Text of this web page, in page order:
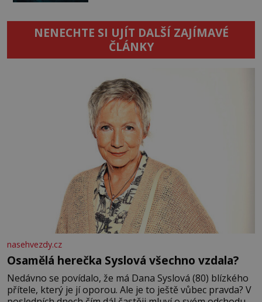
NENECHTE SI UJÍT DALŠÍ ZAJÍMAVÉ
ČLÁNKY
nasehvezdy.cz
Osamělá herečka Syslová všechno vzdala?
Nedávno se povídalo, že má Dana Syslová (80) blízkého
přítele, který je jí oporou. Ale je to ještě vůbec pravda? V